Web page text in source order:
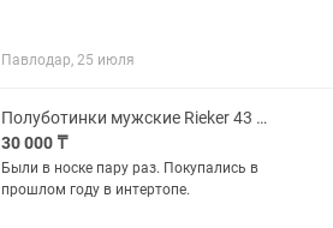
Павлодар, 25 июля
Полуботинки мужские Rieker 43 размер
30 000 ₸
Были в носке пару раз. Покупались в
прошлом году в интертопе.